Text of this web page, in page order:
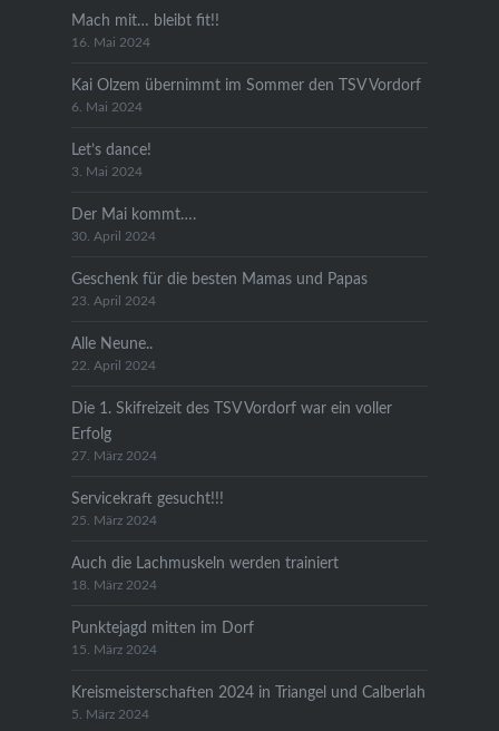
Mach mit… bleibt fit!!
16. Mai 2024
Kai Olzem übernimmt im Sommer den TSV Vordorf
6. Mai 2024
Let’s dance!
3. Mai 2024
Der Mai kommt….
30. April 2024
Geschenk für die besten Mamas und Papas
23. April 2024
Alle Neune..
22. April 2024
Die 1. Skifreizeit des TSV Vordorf war ein voller
Erfolg
27. März 2024
Servicekraft gesucht!!!
25. März 2024
Auch die Lachmuskeln werden trainiert
18. März 2024
Punktejagd mitten im Dorf
15. März 2024
Kreismeisterschaften 2024 in Triangel und Calberlah
5. März 2024